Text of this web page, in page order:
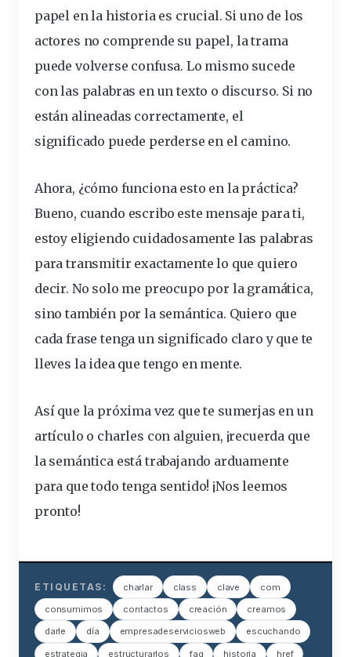
papel en la historia es crucial. Si uno de los
actores no comprende su papel, la trama
puede volverse confusa. Lo mismo sucede
con las palabras en un texto o discurso. Si no
están alineadas correctamente, el
significado puede perderse en el camino.
Ahora, ¿cómo funciona esto en la práctica?
Bueno, cuando escribo este mensaje para ti,
estoy eligiendo cuidadosamente las palabras
para transmitir exactamente lo que quiero
decir. No solo me preocupo por la gramática,
sino también por la semántica. Quiero que
cada frase tenga un significado claro y que te
lleves la idea que tengo en mente.
Así que la próxima vez que te sumerjas en un
artículo o charles con alguien, ¡recuerda que
la semántica está trabajando arduamente
para que todo tenga sentido! ¡Nos leemos
pronto!
ETIQUETAS: charlar class clave com
consumimos contactos creación creamos
darle día empresadeserviciosweb escuchando
estrategia estructurarlos faq historia href